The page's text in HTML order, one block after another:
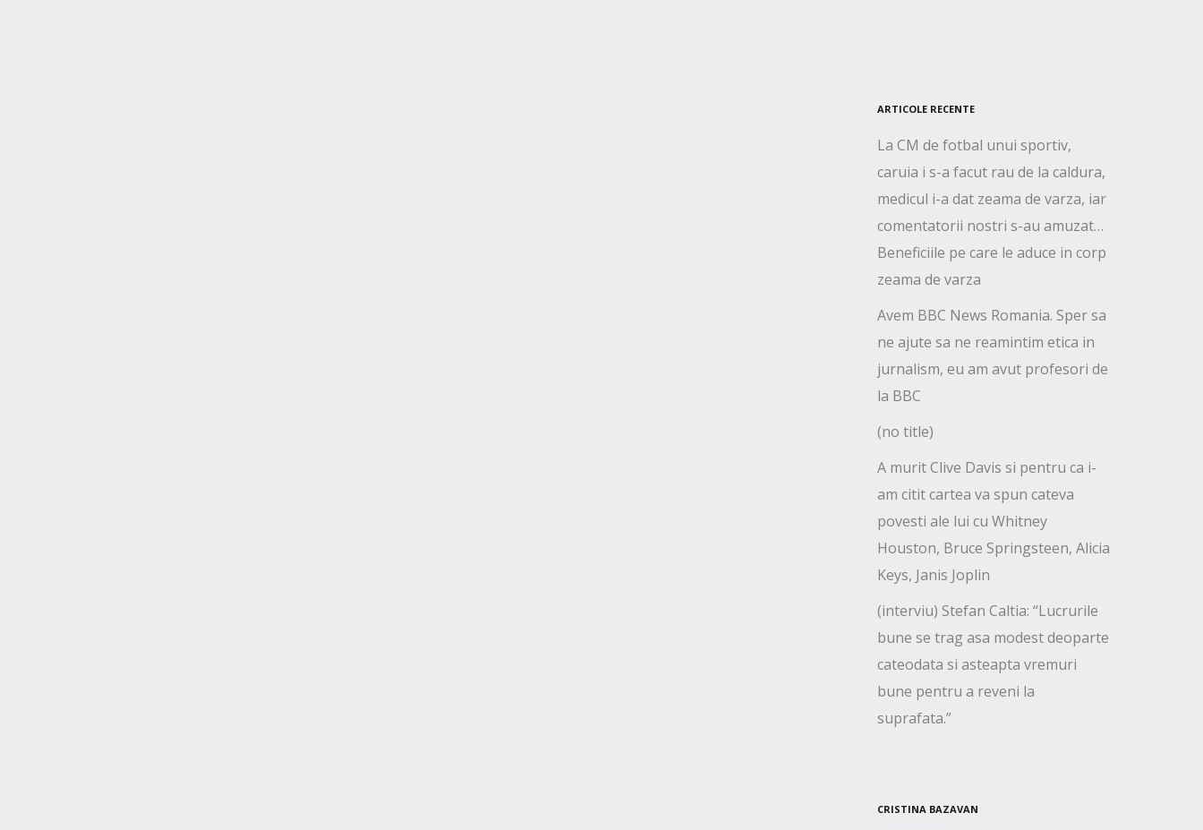
ARTICOLE RECENTE
La CM de fotbal unui sportiv,
caruia i s-a facut rau de la caldura,
medicul i-a dat zeama de varza, iar
comentatorii nostri s-au amuzat…
Beneficiile pe care le aduce in corp
zeama de varza
Avem BBC News Romania. Sper sa
ne ajute sa ne reamintim etica in
jurnalism, eu am avut profesori de
la BBC
(no title)
A murit Clive Davis si pentru ca i-
am citit cartea va spun cateva
povesti ale lui cu Whitney
Houston, Bruce Springsteen, Alicia
Keys, Janis Joplin
(interviu) Stefan Caltia: “Lucrurile
bune se trag asa modest deoparte
cateodata si asteapta vremuri
bune pentru a reveni la
suprafata.”
CRISTINA BAZAVAN